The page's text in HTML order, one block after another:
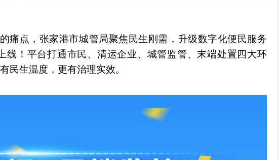
痛点，张家港市城管局聚焦民生刚需，升级数字化便民服务
！平台打通市民、清运企业、城管监管、末端处置四大环
民生温度，更有治理实效。